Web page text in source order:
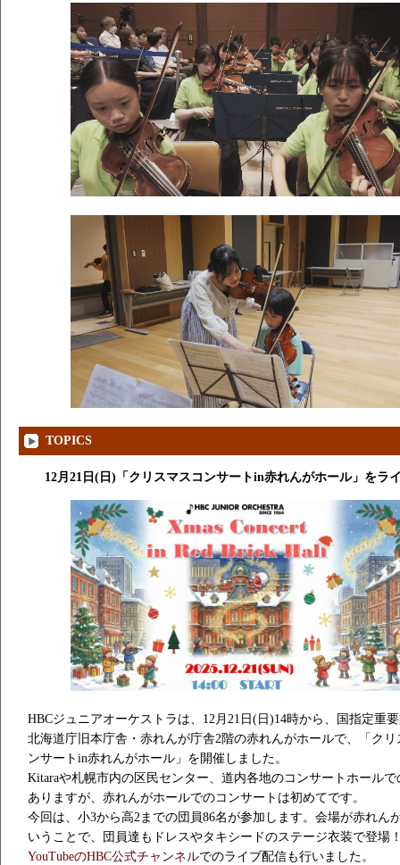
TOPICS
12月21日(日)「クリスマスコンサートin赤れんがホール」をラ
HBCジュニアオーケストラは、12月21日(日)14時から、国指定
北海道庁旧本庁舎・赤れんが庁舎2階の赤れんがホールで、「クリ
ンサートin赤れんがホール」を開催しました。
Kitaraや札幌市内の区民センター、道内各地のコンサートホールで
ありますが、赤れんがホールでのコンサートは初めてです。
今回は、小3から高2までの団員86名が参加します。会場が赤れん
いうことで、団員達もドレスやタキシードのステージ衣装で登場
YouTubeのHBC公式チャンネルでのライブ配信も行いました。